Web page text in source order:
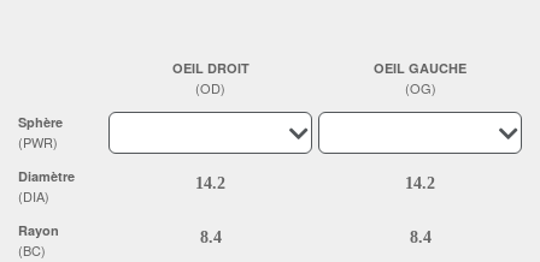
Sphère
(PWR)
Diamètre
(DIA)
Rayon
(BC)
OEIL DROIT
(OD)
OEIL GAUCHE
(OG)